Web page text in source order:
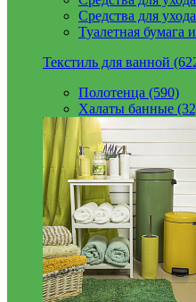
Средства для
Туалетная бумага
Текстиль для ванной
Полотенца (590)
Халаты банные